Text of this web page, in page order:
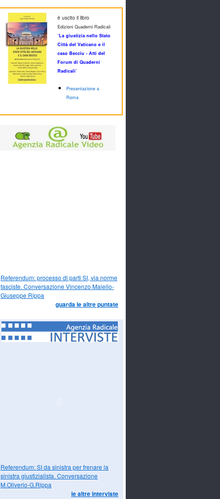
è uscito il libro
Edizioni Quaderni Radicali
‘La giustizia nello Stato
Città del Vaticano e il
caso Becciu - Atti del
Forum di Quaderni
Radicali’
Presentazione a
Roma
Referendum: processo di parti SI, via norme
fasciste. Conversazione Vincenzo Maiello-
Giuseppe Rippa
guarda le altre puntate
Referendum: SI da sinistra per frenare la
sinistra giustizialista. Conversazione
M.Oliverio-G.Rippa
le altre interviste